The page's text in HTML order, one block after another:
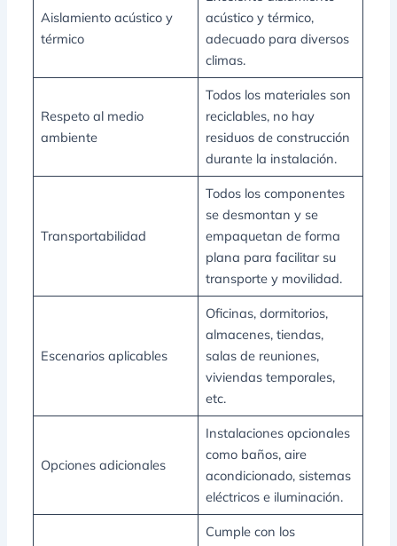
Aislamiento acústico y
térmico
acústico y térmico,
adecuado para diversos
climas.
Respeto al medio
ambiente
Todos los materiales son
reciclables, no hay
residuos de construcción
durante la instalación.
Transportabilidad
Todos los componentes
se desmontan y se
empaquetan de forma
plana para facilitar su
transporte y movilidad.
Escenarios aplicables
Oficinas, dormitorios,
almacenes, tiendas,
salas de reuniones,
viviendas temporales,
etc.
Opciones adicionales
Instalaciones opcionales
como baños, aire
acondicionado, sistemas
eléctricos e iluminación.
Cumple con los